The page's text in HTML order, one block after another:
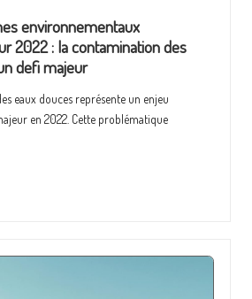
environnementaux
2022 : la contamination des
defi majeur
eaux douces représente un enjeu
en 2022. Cette problématique